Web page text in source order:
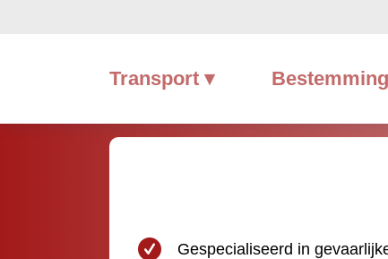
Transport ▾
Gespecialiseerd in